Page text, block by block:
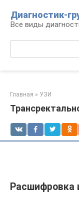
контенту
Диагностик-
Все виды
Главная » УЗИ
Расшифровка